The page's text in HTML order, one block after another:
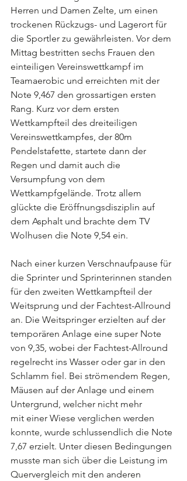
Herren und Damen Zelte, um einen
trockenen Rückzugs- und Lagerort für
die Sportler zu gewährleisten. Vor dem
Mittag bestritten sechs Frauen den
einteiligen Vereinswettkampf im
Teamaerobic und erreichten mit der
Note 9,467 den grossartigen ersten
Rang. Kurz vor dem ersten
Wettkampfteil des dreiteiligen
Vereinswettkampfes, der 80m
Pendelstafette, startete dann der
Regen und damit auch die
Versumpfung von dem
Wettkampfgelände. Trotz allem
glückte die Eröffnungsdisziplin auf
dem Asphalt und brachte dem TV
Wolhusen die Note 9,54 ein.
Nach einer kurzen Verschnaufpause für
die Sprinter und Sprinterinnen standen
für den zweiten Wettkampfteil der
Weitsprung und der Fachtest-Allround
an. Die Weitspringer erzielten auf der
temporären Anlage eine super Note
von 9,35, wobei der Fachtest-Allround
regelrecht ins Wasser oder gar in den
Schlamm fiel. Bei strömendem Regen,
Mäusen auf der Anlage und einem
Untergrund, welcher nicht mehr
mit einer Wiese verglichen werden
konnte, wurde schlussendlich die Note
7,67 erzielt. Unter diesen Bedingungen
musste man sich über die Leistung im
Quervergleich mit den anderen